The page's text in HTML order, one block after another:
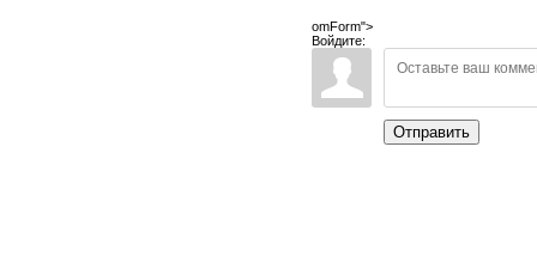
omForm">
Войдите:
Отправить